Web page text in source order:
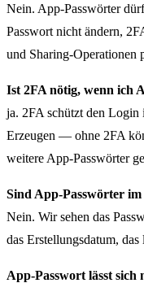
Nein. App-Passwörter
Passwort nicht ändern,
und Sharing-Operationen
Ist 2FA nötig, wenn ich
ja. 2FA schützt den Login
Erzeugen — ohne 2FA
weitere App-Passwörter
Sind App-Passwörter
Nein. Wir sehen das
das Erstellungsdatum,
App-Passwort lässt